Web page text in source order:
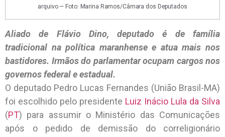
arquivo — Foto: Marina Ramos/Câmara dos Deputados
Aliado de Flávio Dino, deputado é de família
tradicional na política maranhense e atua mais nos
bastidores. Irmãos do parlamentar ocupam cargos nos
governos federal e estadual.
O deputado Pedro Lucas Fernandes (União Brasil-MA)
foi escolhido pelo presidente Luiz Inácio Lula da Silva
(PT) para assumir o Ministério das Comunicações
após o pedido de demissão do correligionário